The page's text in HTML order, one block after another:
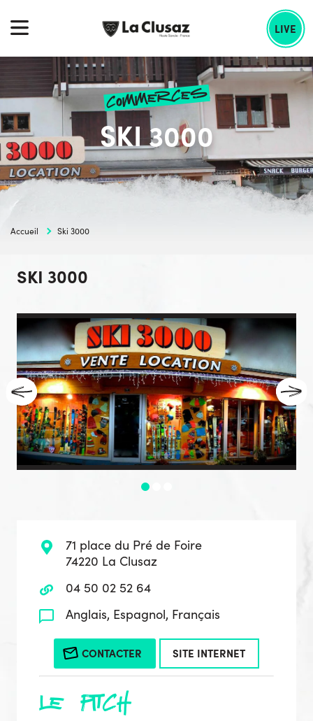
:
content
LIVE
commerces
SKI 3000
Accueil Ski 3000
SKI 3000
71 place du Pré de Foire
74220 La Clusaz
04 50 02 52 64
Anglais, Espagnol, Français
CONTACTER SITE INTERNET
le pitch